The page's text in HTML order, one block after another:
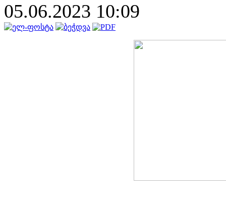
05.06.2023 10:09